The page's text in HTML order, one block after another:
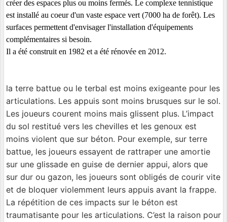
créer des espaces plus ou moins fermés. Le complexe tennistique
est installé au coeur d'un vaste espace vert (7000 ha de forêt). Les
surfaces permettent d'envisager l'installation d'équipements
complémentaires si besoin.
Il a été construit en 1982 et a été rénovée en 2012.
la terre battue ou le terbal est moins exigeante pour les
articulations. Les appuis sont moins brusques sur le sol.
Les joueurs courent moins mais glissent plus. L’impact
du sol restitué vers les chevilles et les genoux est
moins violent que sur béton. Pour exemple, sur terre
battue, les joueurs essayent de rattraper une amortie
sur une glissade en guise de dernier appui, alors que
sur dur ou gazon, les joueurs sont obligés de courir vite
et de bloquer violemment leurs appuis avant la frappe.
La répétition de ces impacts sur le béton est
traumatisante pour les articulations. C’est la raison pour